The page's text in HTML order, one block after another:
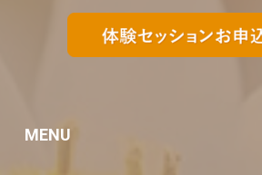
MENU